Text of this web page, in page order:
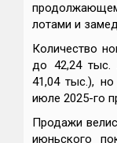
лотами и
Количество
до 42,24 тыс.
41,04 тыс.),
июле 2025-го
Продажи
июньского